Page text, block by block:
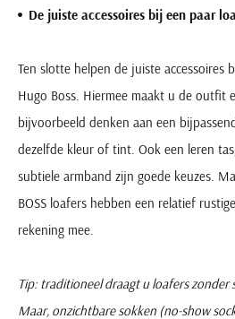
De juiste accessoires bij een paar
Ten slotte helpen de juiste accessoires
Hugo Boss. Hiermee maakt u de outfit
bijvoorbeeld denken aan een
dezelfde kleur of tint. Ook een leren
subtiele armband zijn goede keuzes.
BOSS loafers hebben een relatief
rekening mee.
Tip: traditioneel draagt u loafers zonder
Maar, onzichtbare sokken (no-show